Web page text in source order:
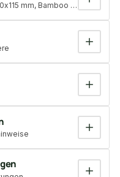
mm, Bamboo N-